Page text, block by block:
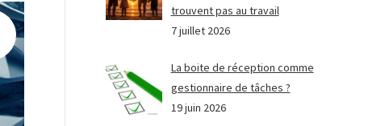
trouvent pas au travail
7 juillet 2026
La boite de réception comme
gestionnaire de tâches ?
19 juin 2026